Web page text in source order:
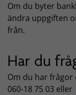
Om du byter
ändra uppgiften
från.
Har du
Om du har
060-18 75 03 eller